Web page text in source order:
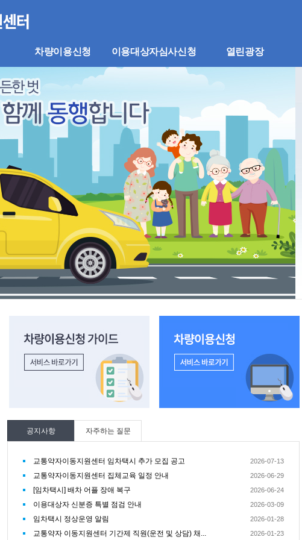
차량이용신청 이용대상자심사신청 열린광장
공지사항
교통약자이동지원센터 임차택시 추가 모집 공고 2026-07-13
교통약자이동지원센터 집체교육 일정 안내 2026-06-29
[임차택시] 배차 어플 장애 복구 2026-06-24
이용대상자 신분증 특별 점검 안내 2026-03-09
임차택시 정상운영 알림 2026-01-28
교통약자 이동지원센터 기간제 직원(운전 및 상담) 채... 2026-01-23
자주하는 질문